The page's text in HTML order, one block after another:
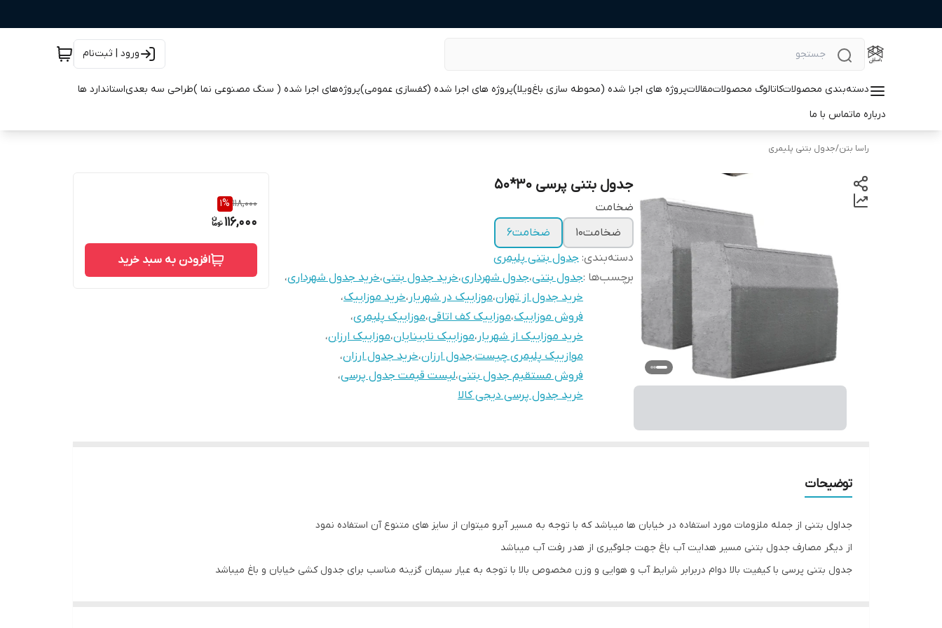
ورود | ثبت‌نام
دسته‌بندی محصولاتکاتالوگ محصولاتمقالاتپروژه های اجرا شده (محوطه سازی باغ‌ویلا)پروژه های اجرا شده (کفسازی عمومی)پروژه‌های اجرا شده ( سنگ مصنوعی نما )طراحی سه بعدیاستاندارد ها
درباره ماتماس با ما
راسا بتن/جدول بتنی پلیمری
جدول بتنی پرسی 30*50
ضخامت
ضخامت10
ضخامت6
دسته‌بندی: جدول بتنی پلیمری
برچسب‌ها :جدول بتنی،جدول شهرداری،خرید جدول بتنی،خرید جدول شهرداری،
خرید جدول از تهران،موزاییک در شهریار ،خرید موزاییک،
فروش موزاییک،موزاییک کف اتاقی،موزاییک پلیمری،
خرید موزاییک از شهریار ،موزاییک نابینایان،موزاییک ارزان،
موازییک پلیمری چیست،جدول ارزان،خرید جدول ارزان،
فروش مستقیم جدول بتنی،لیست قیمت جدول پرسی،
خرید جدول پرسی دیجی کالا
118,000
1%
116,000
افزودن به سبد خرید
توضیحات
جداول بتنی از جمله ملزومات مورد استفاده در خیابان ها میباشد که با توجه به مسیر آبرو میتوان از سایز های متنوع آن استفاده نمود
از دیگر مصارف جدول بتنی مسیر هدایت آب باغ جهت جلوگیری از هدر رفت آب میباشد
جدول بتنی پرسی با کیفیت بالا دوام دربرابر شرایط آب و هوایی و وزن مخصوص بالا با توجه به عیار سیمان گزینه مناسب برای جدول کشی خیابان و باغ میباشد